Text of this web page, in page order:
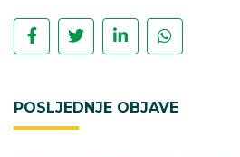
POSLJEDNJE OBJAVE